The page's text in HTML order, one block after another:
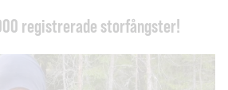
registrerade storfångster!